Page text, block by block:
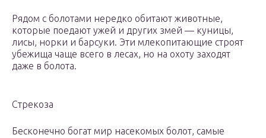
Рядом с болотами нередко обитают животные,
которые поедают ужей и других змей — куницы,
лисы, норки и барсуки. Эти млекопитающие строят
убежища чаще всего в лесах, но на охоту заходят
даже в болота.
Стрекоза
Бесконечно богат мир насекомых болот, самые